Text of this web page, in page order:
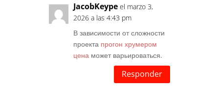
JacobKeype el marzo 3,
2026 a las 4:43 pm
В зависимости от сложности
проекта прогон хрумером
цена может варьироваться.
Responder